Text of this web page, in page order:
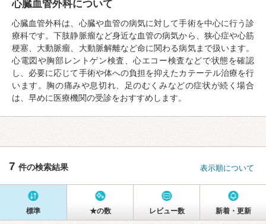
心臓血管外科について
心臓血管外科は、心臓や血管の病気に対して手術を中心に行う診
療科です。下肢静脈瘤など身近な血管の病気から、狭心症や心筋
梗塞、大動脈瘤、大動脈解離など命に関わる病気まで扱います。
心電図や胸部レントゲン検査、心エコー検査などで状態を確認
し、必要に応じて手術や体への負担を抑えたカテーテル治療を行
います。胸の痛みや息切れ、足のむくみなどの症状が続く場合
は、早めに医療機関の受診をおすすめします。
7 件の検索結果 表示順について
標準 ★の数 レビュー数 新着・更新